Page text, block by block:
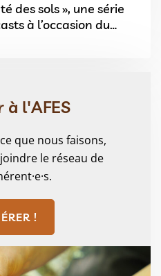
des sols », une série
à l’occasion du
à l'AFES
que nous faisons,
le réseau de
!